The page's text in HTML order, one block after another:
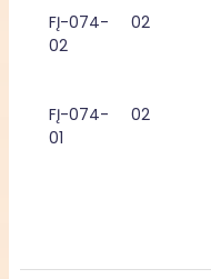
FĮ-074-
02
02
FĮ-074-
01
02